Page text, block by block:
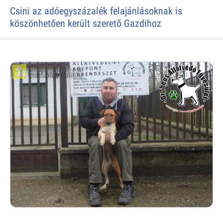
Csini az adóegyszázalék felajánlásoknak is
köszönhetően került szerető Gazdihoz